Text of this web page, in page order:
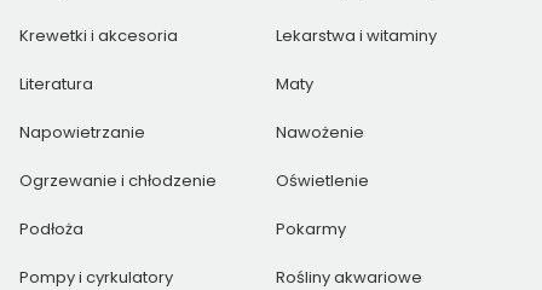
Krewetki i akcesoria Lekarstwa i witaminy
Literatura Maty
Napowietrzanie Nawożenie
Ogrzewanie i chłodzenie Oświetlenie
Podłoża Pokarmy
Pompy i cyrkulatory Rośliny akwariowe